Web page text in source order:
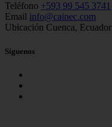
Teléfono +593 99 545 3741
Email info@cainec.com
Ubicación Cuenca, Ecuador
Síguenos